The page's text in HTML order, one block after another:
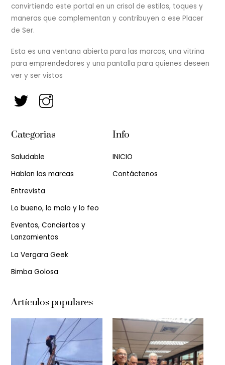
convirtiendo este portal en un crisol de estilos, toques y
maneras que complementan y contribuyen a ese Placer
de Ser.
Esta es una ventana abierta para las marcas, una vitrina
para emprendedores y una pantalla para quienes deseen
ver y ser vistos
Categorias
Saludable
Hablan las marcas
Entrevista
Lo bueno, lo malo y lo feo
Eventos, Conciertos y
Lanzamientos
La Vergara Geek
Bimba Golosa
Info
INICIO
Contáctenos
Artículos populares